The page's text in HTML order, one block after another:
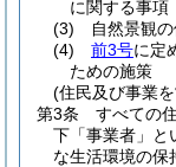
に関する事項
(3)
自然景観
(4)
前3号に定
ための施策
(住民及び事業
第3条
すべての
下「事業者」と
な生活環境の保